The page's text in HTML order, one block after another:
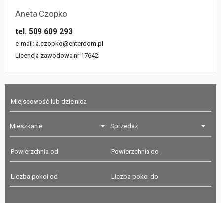
Aneta Czopko
tel. 509 609 293
e-mail: a.czopko@enterdom.pl
Licencja zawodowa nr 17642
Mieszkanie Sprzedaż